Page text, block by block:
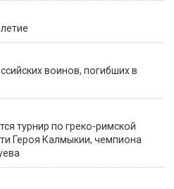
воинов, погибших в
турнир по греко-римской
Героя Калмыкии, чемпиона